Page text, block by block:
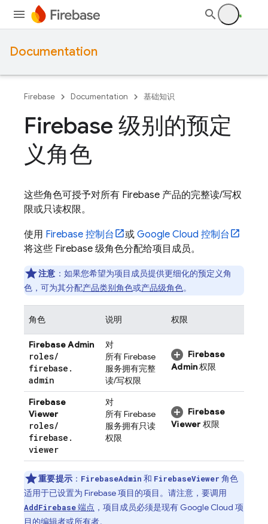
Documentation
Firebase Documentation 基础知识
Firebase 级别的预定
义角色
这些角色可授予对所有 Firebase 产品的完整读/写权
限或只读权限。
使用 Firebase 控制台 或 Google Cloud 控制台
将这些 Firebase 级角色分配给项目成员。
注意 ：如果您希望为项目成员提供更细化的预定义角
色，可为其分配产品类别角色或产品级角色。
角色 说明 权限
Firebase Admin
roles/
firebase .
admin
对
所有 Firebase
服务拥有完整
读/写权限
Firebase
Admin权限
Firebase
Viewer
roles/
firebase .
viewer
对
所有 Firebase
服务拥有只读
权限
Firebase
Viewer 权限
重要提示 ： FirebaseAdmin 和 FirebaseViewer 角色
适用于已设置为 Firebase 项目的项目。请注意，要调用
AddFirebase端点 ，项目成员必须是现有 Google Cloud 项
目的编辑者或所有者。